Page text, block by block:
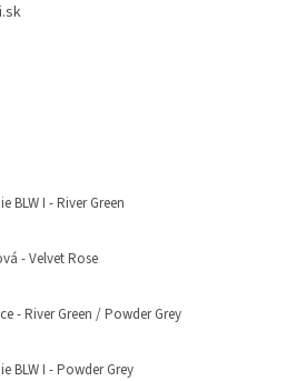
BLW I - River Green
- Velvet Rose
- River Green / Powder Grey
BLW I - Powder Grey